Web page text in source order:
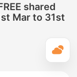
shared
Mar to 31st